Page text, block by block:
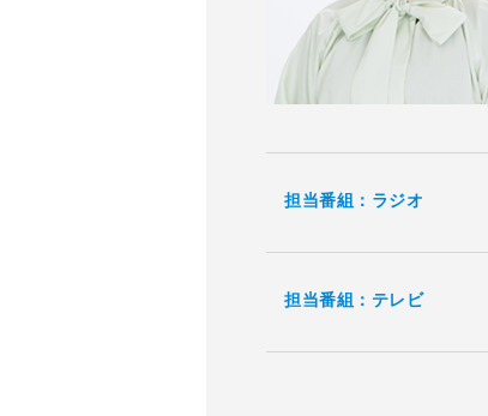
担当番組：ラジオ
担当番組：テレビ